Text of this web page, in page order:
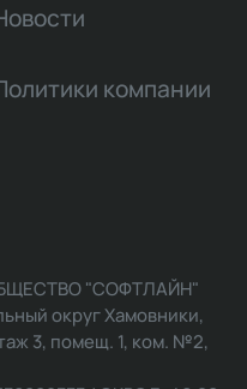
компании
"СОФТЛАЙН"
округ Хамовники,
3, помещ. 1, ком. №2,